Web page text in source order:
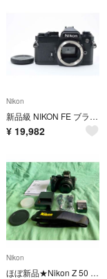
Nikon
新品級 NIKON FE ブラック フィルムカメラ モルト新品交換済 H366
¥ 19,982
Nikon
ほぼ新品★Nikon Z 50 本体 ミラーレス一眼レフ★ボディ レンズ付き！